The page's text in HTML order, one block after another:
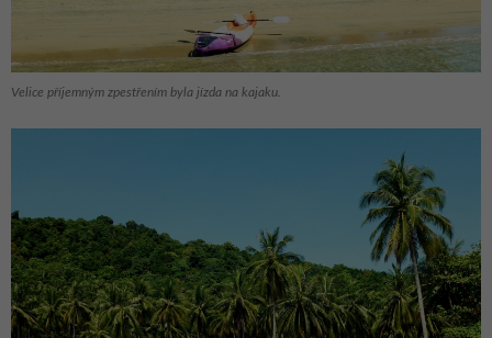
Velice příjemným zpestřením byla jízda na kajaku.